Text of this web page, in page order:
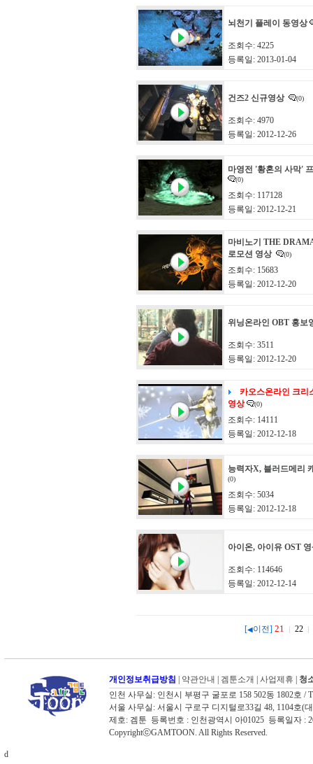
뇌천기 플레이 동영상
조회수: 4225
등록일: 2013-01-04
건즈2 신규영상 (0)
조회수: 4970
등록일: 2012-12-26
마영전 '황혼의 사막'
(0)
조회수: 117128
등록일: 2012-12-21
마비노기 THE
로모션 영상
(0)
조회수: 15683
등록일: 2012-12-20
위닝온라인 OBT 홍보
조회수: 3511
등록일: 2012-12-20
카오스온라인 크리
영상
(0)
조회수: 14111
등록일: 2012-12-18
능력자X, 블러드메리
(0)
조회수: 5034
등록일: 2012-12-18
아이온, 아이유 OST
조회수: 114646
등록일: 2012-12-14
[◀이전] 21 22
개인정보취급방침 약관안내 겜툰소개 사업제휴
청
인천 사무실: 인천시 부평구 굴포로 158 502동 1802호 /
서울 사무실: 서울시 구로구 디지털로33길 48, 1104호(
제호: 겜툰 등록번호 : 인천광역시 아01025 등록일자 :
CopyrightⓒGAMTOON. All Rights Reserved.
d